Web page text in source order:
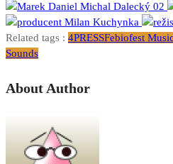
Related tags : 4PRESSFebiofest
Sounds
About Author